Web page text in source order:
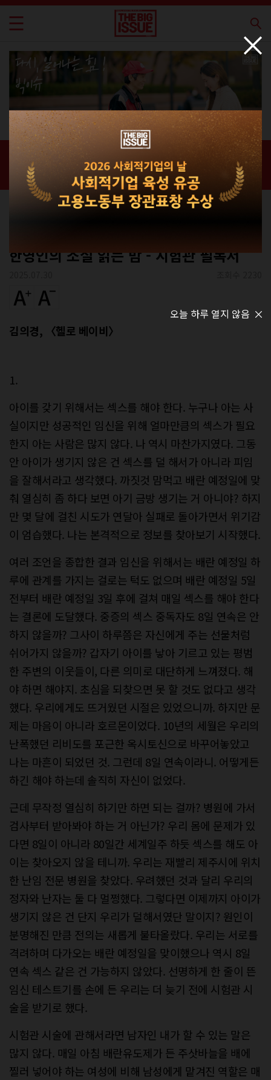
신간 · 과월호
홈 / 매거진 / 신간 · 과월호
한영인의 소설 읽는 밤 - 시험관 필독서
김의경, 〈헬로 베이비〉
1.
아이를 갖기 위해서는 섹스를 해야 한다. 누구나 아는 사
실이지만 성공적인 임신을 위해 얼마만큼의 섹스가 필요
한지 아는 사람은 많지 않다. 나 역시 마찬가지였다. 그동
안 아이가 생기지 않은 건 섹스를 덜 해서가 아니라 피임
을 잘해서라고 생각했다. 까짓것 맘먹고 배란 예정일에 맞
춰 열심히 좀 하다 보면 아기 금방 생기는 거 아니야? 하지
만 몇 달에 걸친 시도가 연달아 실패로 돌아가면서 위기감
이 엄습했다. 나는 본격적으로 정보를 찾아보기 시작했다.
여러 조언을 종합한 결과 임신을 위해서는 배란 예정일 하
루에 관계를 가지는 걸로는 턱도 없으며 배란 예정일 5일
전부터 배란 예정일 3일 후에 걸쳐 매일 섹스를 해야 한다
는 결론에 도달했다. 중증의 섹스 중독자도 8일 연속은 안
하지 않을까? 그사이 하루쯤은 자신에게 주는 선물처럼
쉬어가지 않을까? 갑자기 아이를 낳아 기르고 있는 평범
한 주변의 이웃들이, 다른 의미로 대단하게 느껴졌다. 해
야 하면 해야지. 초심을 되찾으면 못 할 것도 없다고 생각
했다. 우리에게도 뜨거웠던 시절은 있었으니까. 하지만 문
제는 마음이 아니라 호르몬이었다. 10년의 세월은 우리의
난폭했던 리비도를 포근한 옥시토신으로 바꾸어놓았고
나는 마흔이 되었던 것. 그런데 8일 연속이라니. 어떻게든
하긴 해야 하는데 솔직히 자신이 없었다.
근데 무작정 열심히 하기만 하면 되는 걸까? 병원에 가서
검사부터 받아봐야 하는 거 아닌가? 우리 몸에 문제가 있
다면 8일이 아니라 80일간 세계일주 하듯 섹스를 해도 아
이는 찾아오지 않을 테니까. 우리는 재빨리 제주시에 위치
한 난임 전문 병원을 찾았다. 우려했던 것과 달리 우리의
정자와 난자는 둘 다 멀쩡했다. 그렇다면 이제까지 아이가
생기지 않은 건 단지 우리가 덜해서였단 말이지? 원인이
분명해진 만큼 전의는 새롭게 불타올랐다. 우리는 서로를
격려하며 다가오는 배란 예정일을 맞이했으나 역시 8일
연속 섹스 같은 건 가능하지 않았다. 선명하게 한 줄이 뜬
임신 테스트기를 손에 든 우리는 더 늦기 전에 시험관 시
술을 받기로 했다.
시험관 시술에 관해서라면 남자인 내가 할 수 있는 말은
많지 않다. 매일 아침 배란유도제가 든 주삿바늘을 배에
찔러 넣어야 하는 여성에 비해 남성에게 맡겨진 역할은 매
오늘 하루 열지 않음